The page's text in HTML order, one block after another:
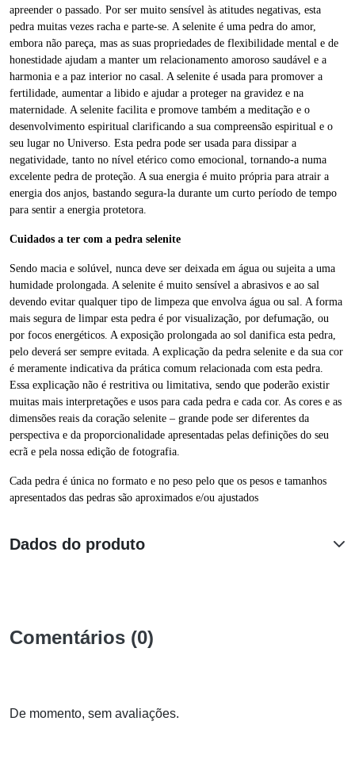
apreender o passado. Por ser muito sensível às atitudes negativas, esta
pedra muitas vezes racha e parte-se. A selenite é uma pedra do amor,
embora não pareça, mas as suas propriedades de flexibilidade mental e de
honestidade ajudam a manter um relacionamento amoroso saudável e a
harmonia e a paz interior no casal. A selenite é usada para promover a
fertilidade, aumentar a libido e ajudar a proteger na gravidez e na
maternidade. A selenite facilita e promove também a meditação e o
desenvolvimento espiritual clarificando a sua compreensão espiritual e o
seu lugar no Universo. Esta pedra pode ser usada para dissipar a
negatividade, tanto no nível etérico como emocional, tornando-a numa
excelente pedra de proteção. A sua energia é muito própria para atrair a
energia dos anjos, bastando segura-la durante um curto período de tempo
para sentir a energia protetora.
Cuidados a ter com a pedra selenite
Sendo macia e solúvel, nunca deve ser deixada em água ou sujeita a uma
humidade prolongada. A selenite é muito sensível a abrasivos e ao sal
devendo evitar qualquer tipo de limpeza que envolva água ou sal. A forma
mais segura de limpar esta pedra é por visualização, por defumação, ou
por focos energéticos. A exposição prolongada ao sol danifica esta pedra,
pelo deverá ser sempre evitada. A explicação da pedra selenite e da sua cor
é meramente indicativa da prática comum relacionada com esta pedra.
Essa explicação não é restritiva ou limitativa, sendo que poderão existir
muitas mais interpretações e usos para cada pedra e cada cor. As cores e as
dimensões reais da coração selenite – grande pode ser diferentes da
perspectiva e da proporcionalidade apresentadas pelas definições do seu
ecrã e pela nossa edição de fotografia.
Cada pedra é única no formato e no peso pelo que os pesos e tamanhos
apresentados das pedras são aproximados e/ou ajustados
Dados do produto
Comentários (0)
De momento, sem avaliações.